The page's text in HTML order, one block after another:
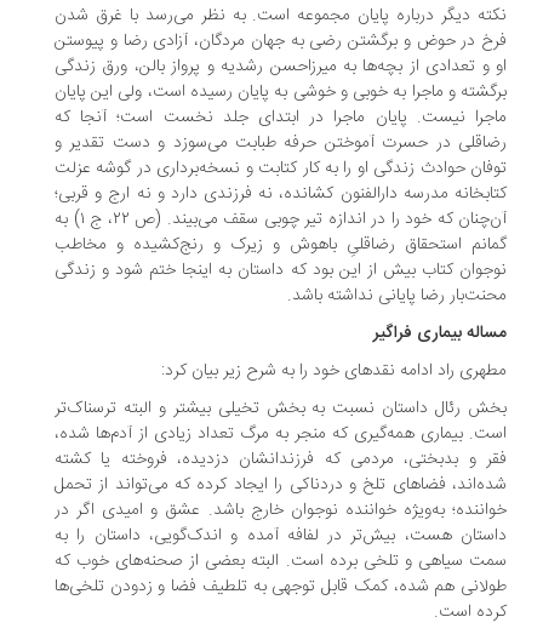
دیگر درباره پایان مجموعه است. به نظر می‌رسد با غرق شدن
در حوض و برگشتن رضی به جهان مردگان، آزادی رضا و پیوستن
و تعدادی از بچه‌ها به میرزاحسن رشدیه و پرواز بالن، ورق زندگی
و ماجرا به خوبی و خوشی به پایان رسیده است، ولی این پایان
نیست. پایان ماجرا در ابتدای جلد نخست است؛ آنجا که
در حسرت آموختن حرفه طبابت می‌سوزد و دست تقدیر و
حوادث زندگی او را به کار کتابت و نسخه‌برداری در گوشه عزلت
مدرسه دارالفنون کشانده، نه فرزندی دارد و نه ارج و قربی؛
آن‌چنان که خود را در اندازه تیر چوبی سقف می‌بیند. (ص ۲۲، ج ۱) به
استحقاق رضاقلیِ باهوش و زیرک و رنج‌کشیده و مخاطب
کتاب بیش از این بود که داستان به اینجا ختم شود و زندگی
رضا پایانی نداشته باشد.
بیماری فراگیر
راد ادامه نقدهای خود را به شرح زیر بیان کرد:
رئال داستان نسبت به بخش تخیلی بیشتر و البته ترسناک‌تر
بیماری همه‌گیری که منجر به مرگ تعداد زیادی از آدم‌ها شده،
و بدبختی، مردمی که فرزندانشان دزدیده، فروخته یا کشته
فضاهای تلخ و دردناکی را ایجاد کرده که می‌تواند از تحمل
به‌ویژه خواننده نوجوان خارج باشد. عشق و امیدی اگر در
هست، بیش‌تر در لفافه آمده و اندک‌گویی، داستان را به
سیاهی و تلخی برده است. البته بعضی از صحنه‌های خوب که
هم شده، کمک قابل توجهی به تلطیف فضا و زدودن تلخی‌ها
است.